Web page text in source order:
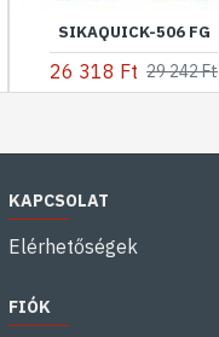
SIKAQUICK-506 FG
26 318 Ft 29 242 Ft
KAPCSOLAT
Elérhetőségek
FIÓK